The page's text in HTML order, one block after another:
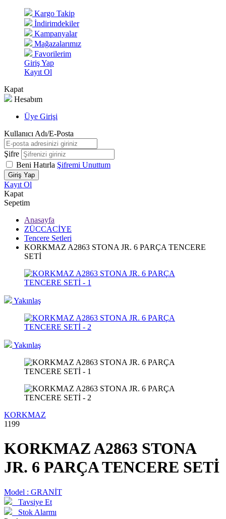
Kargo Takip
İndirimdekiler
Kampanyalar
Mağazalarımız
Favorilerim
Giriş Yap
Kayıt Ol
Kapat
Hesabım
Üye Girişi
Kullanıcı Adı/E-Posta
Şifre
Beni Hatırla Şifremi Unuttum
Giriş Yap
Kayıt Ol
Kapat
Sepetim
Anasayfa
ZÜCCACİYE
Tencere Setleri
KORKMAZ A2863 STONA JR. 6 PARÇA TENCERE
SETİ
Yakınlaş
Yakınlaş
KORKMAZ
1199
KORKMAZ A2863 STONA
JR. 6 PARÇA TENCERE SETİ
Model : GRANİT
Tavsiye Et
Stok Alarmı